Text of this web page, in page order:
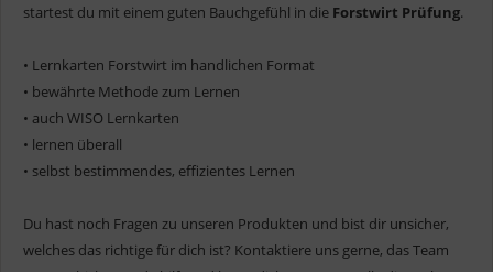
startest du mit einem guten Bauchgefühl in die Forstwirt Prüfung.
• Lernkarten Forstwirt im handlichen Format
• bewährte Methode zum Lernen
• auch WISO Lernkarten
• lernen überall
• selbst bestimmendes, effizientes Lernen
Du hast noch Fragen zu unseren Produkten und bist dir unsicher,
welches das richtige für dich ist? Kontaktiere uns gerne, das Team